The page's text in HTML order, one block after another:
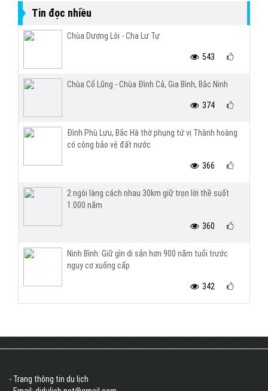
Tin đọc nhiều
Chùa Dương Lôi - Cha Lư Tự
543
Chùa Cổ Lũng - Chùa Đình Cả, Gia Bình, Bắc Ninh
374
Đình Phù Lưu, Bắc Hà thờ phụng tứ vị Thành hoàng
có công bảo vệ đất nước
366
2 ngôi làng cách nhau 30km giữ trọn lời thề suốt
1.000 năm
360
Ninh Bình: Giữ gìn di sản hơn 900 năm tuổi trước
nguy cơ xuống cấp
342
- Trang thông tin du lịch